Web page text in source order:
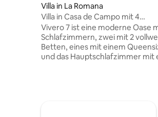
Villa in La Romana
Villa in Casa de Campo mit 4
Schlafzimmern und Pool.
Vivero 7 ist eine moderne Oase
Schlafzimmern, zwei mit 2
Betten, eines mit einem
und das Hauptschlafzimmer mit